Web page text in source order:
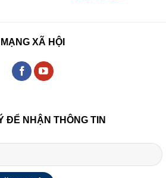
MẠNG XÃ HỘI
ĐỂ NHẬN THÔNG TIN